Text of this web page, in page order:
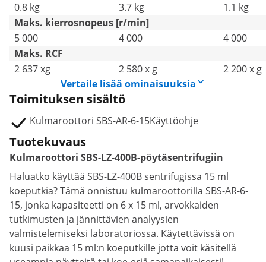
0.8 kg
3.7 kg
1.1 kg
Maks. kierrosnopeus [r/min]
5 000
4 000
4 000
Maks. RCF
2 637 xg
2 580 x g
2 200 x g
Vertaile lisää ominaisuuksia
Toimituksen sisältö
Kulmaroottori SBS-AR-6-15Käyttöohje
Tuotekuvaus
Kulmaroottori SBS-LZ-400B-pöytäsentrifugiin
Haluatko käyttää SBS-LZ-400B sentrifugissa 15 ml
koeputkia? Tämä onnistuu kulmaroottorilla SBS-AR-6-
15, jonka kapasiteetti on 6 x 15 ml, arvokkaiden
tutkimusten ja jännittävien analyysien
valmistelemiseksi laboratoriossa. Käytettävissä on
kuusi paikkaa 15 ml:n koeputkille jotta voit käsitellä